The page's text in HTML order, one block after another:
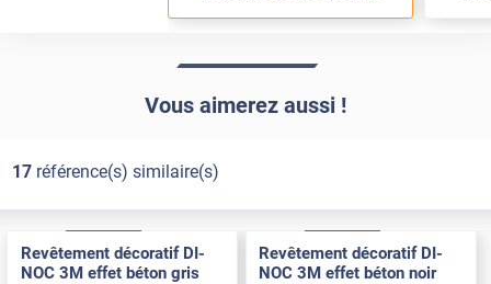
Vous aimerez aussi !
17référence(s) similaire(s)
Revêtement décoratif DI-
NOC 3M effet béton gris
Revêtement décoratif DI-
NOC 3M effet béton noir